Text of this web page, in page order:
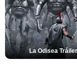
La Odisea